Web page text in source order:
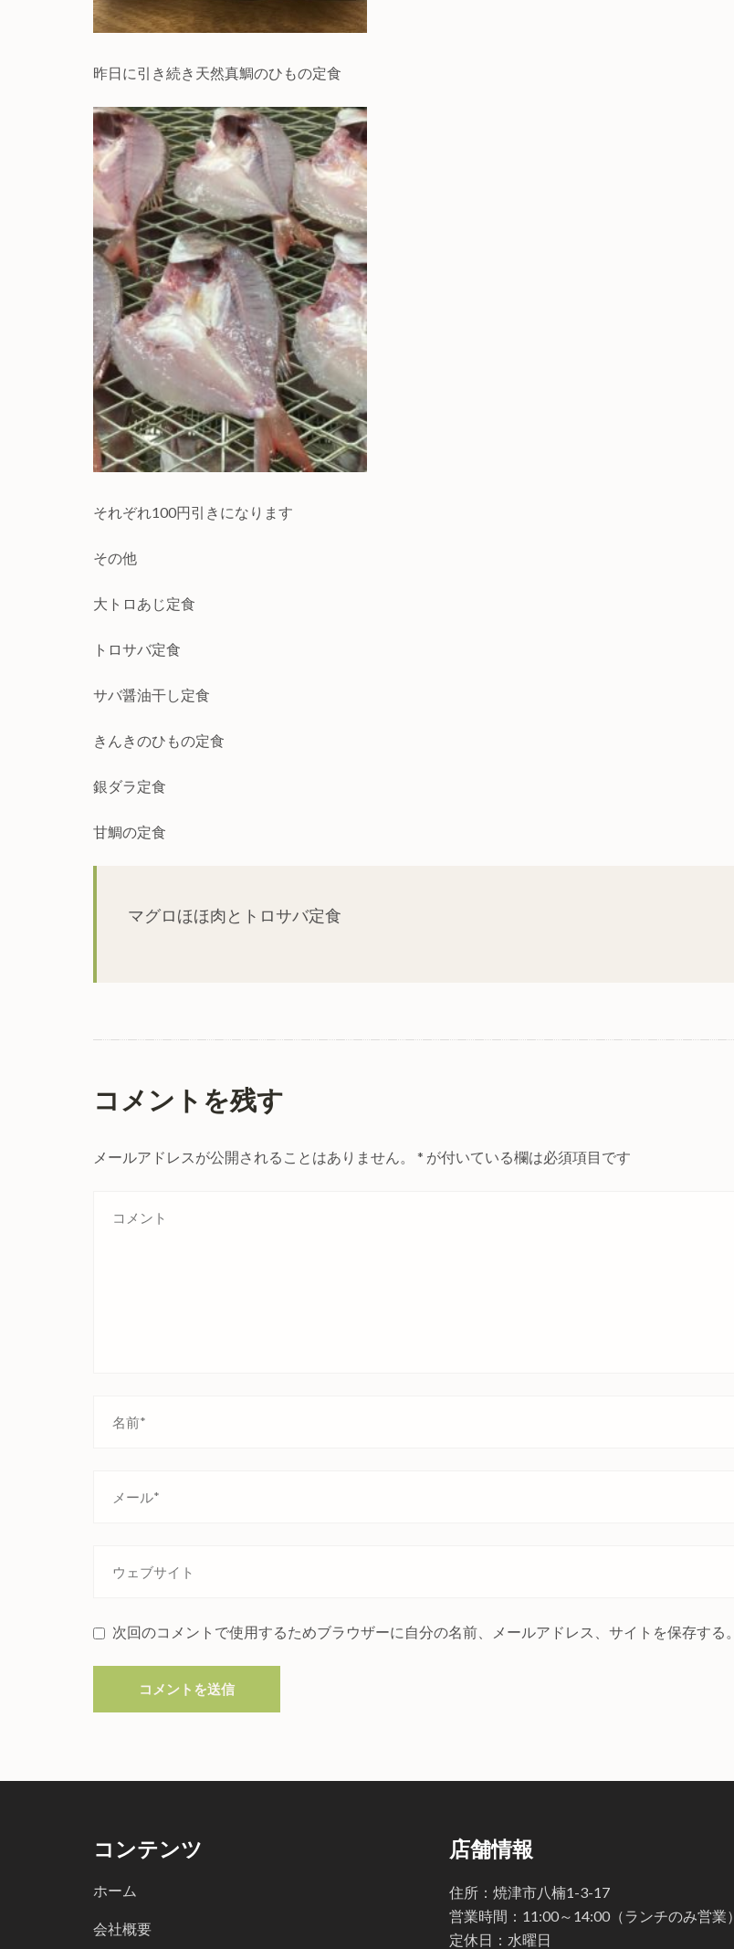
昨日に引き続き天然真鯛のひもの定食
それぞれ100円引きになります
その他
大トロあじ定食
トロサバ定食
サバ醤油干し定食
きんきのひもの定食
銀ダラ定食
甘鯛の定食
マグロほほ肉とトロサバ定食
コメントを残す
メールアドレスが公開されることはありません。 * が付いている欄は必須項目です
次回のコメントで使用するためブラウザーに自分の名前、メールアドレス、サイトを保存する。
コンテンツ
ホーム
会社概要
店舗情報
住所：焼津市八楠1-3-17
営業時間：11:00～14:00（ランチのみ営業）
定休日：水曜日